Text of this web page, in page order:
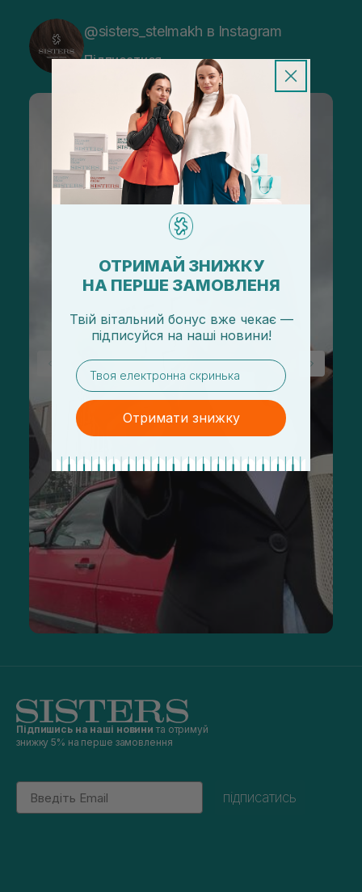
@sisters_stelmakh в Instagram
Підписатися
Підпишись на наші новини та отримуй
знижку 5% на перше замовлення
Email
підписатись
ОТРИМАЙ ЗНИЖКУ
НА ПЕРШЕ ЗАМОВЛЕНЯ
Твій вітальний бонус вже чекає —
підписуйся на наші новини!
email
Отримати знижку